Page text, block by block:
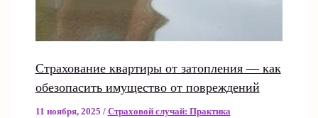
Страхование квартиры от затопления — как
обезопасить имущество от повреждений
11 ноября, 2025 / Страховой случай: Практика